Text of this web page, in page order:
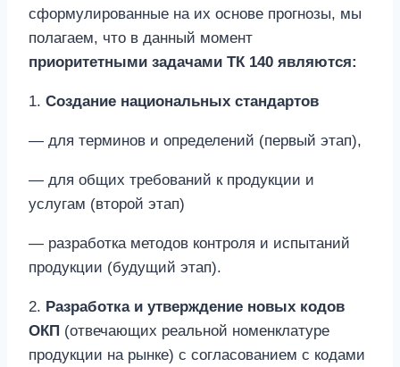
сформулированные на их основе прогнозы, мы
полагаем, что в данный момент
приоритетными задачами ТК 140 являются:
1. Создание национальных стандартов
— для терминов и определений (первый этап),
— для общих требований к продукции и
услугам (второй этап)
— разработка методов контроля и испытаний
продукции (будущий этап).
2. Разработка и утверждение новых кодов
ОКП (отвечающих реальной номенклатуре
продукции на рынке) с согласованием с кодами